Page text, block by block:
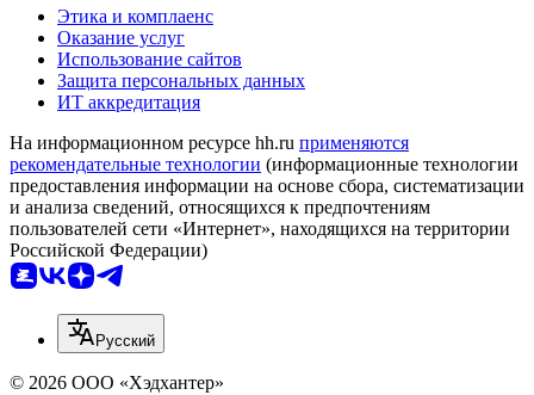
Этика и комплаенс
Оказание услуг
Использование сайтов
Защита персональных данных
ИТ аккредитация
На информационном ресурсе hh.ru применяются
рекомендательные технологии (информационные технологии
предоставления информации на основе сбора, систематизации
и анализа сведений, относящихся к предпочтениям
пользователей сети «Интернет», находящихся на территории
Российской Федерации)
Русский
© 2026 ООО «Хэдхантер»